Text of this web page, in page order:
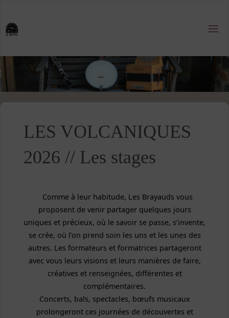
content
LES VOLCANIQUES
2026 // Les stages
Comme à leur habitude, Les Brayauds vous
proposent de venir partager quelques jours
uniques et précieux, où le savoir se passe, s’invente,
se crée, où l’on prend soin les uns et les unes des
autres. Les formateurs et formatrices partageront
avec vous leurs visions et leurs manières de faire,
créatives et renseignées, différentes et
complémentaires.
Concerts, bals, spectacles, bœufs musicaux
prolongeront ces journées de découvertes et